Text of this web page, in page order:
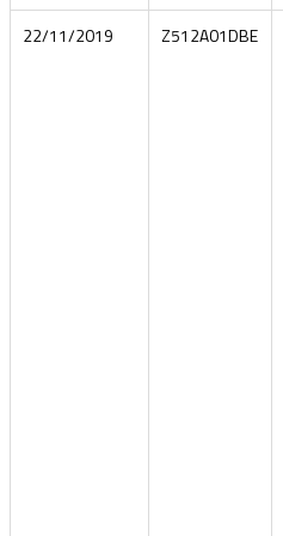
22/11/2019
Z512A01DBE